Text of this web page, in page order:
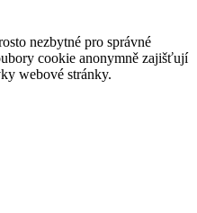
nezbytné pro správné
cookie anonymně zajišťují
webové stránky.